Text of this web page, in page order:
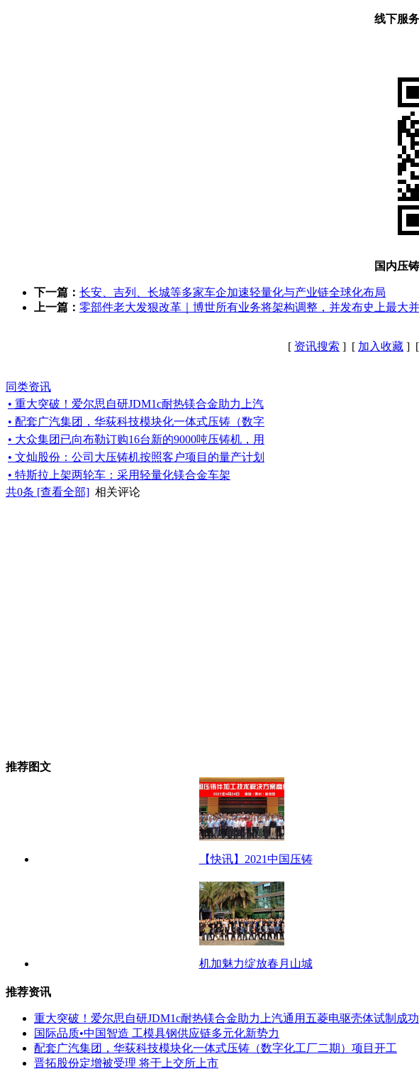
线下服
国内压
下一篇： 长安、吉列、长城等多家车企加速轻量化与产业链全球化布局
上一篇： 零部件老大发狠改革｜博世所有业务将架构调整，并发布史上最大
[ 资讯搜索 ] [ 加入收藏 ] [
同类资讯
• 重大突破！爱尔思自研JDM1c耐热镁合金助力上汽
• 配套广汽集团，华荻科技模块化一体式压铸（数字
• 大众集团已向布勒订购16台新的9000吨压铸机，用
• 文灿股份：公司大压铸机按照客户项目的量产计划
• 特斯拉上架两轮车：采用轻量化镁合金车架
共0条 [查看全部] 相关评论
推荐图文
【快讯】2021中国压铸
机加魅力绽放春月山城
推荐资讯
重大突破！爱尔思自研JDM1c耐热镁合金助力上汽通用五菱电驱壳体试制成功
国际品质•中国智造 工模具钢供应链多元化新势力
配套广汽集团，华荻科技模块化一体式压铸（数字化工厂二期）项目开工
晋拓股份定增被受理 将于上交所上市